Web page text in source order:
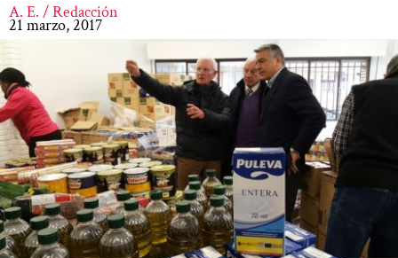
A. E. / Redacción
21 marzo, 2017